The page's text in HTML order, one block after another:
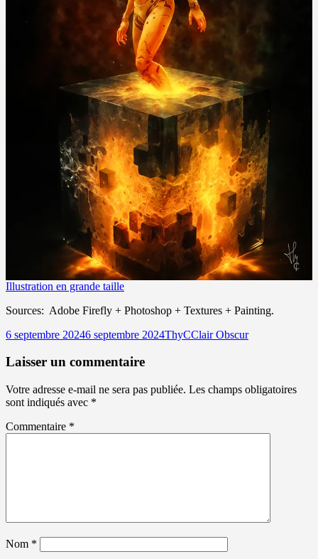
Illustration en grande taille
Sources: Adobe Firefly + Photoshop + Textures + Painting.
Publié
6 septembre 20246 septembre 2024Auteur
ThyCCatégories
Clair Obscur
Laisser un commentaire
Votre adresse e-mail ne sera pas publiée. Les champs obligatoires
sont indiqués avec *
Commentaire *
Nom *